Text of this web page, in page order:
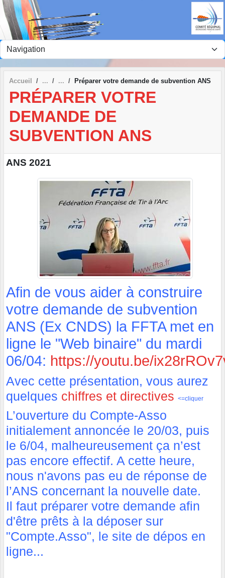
Accueil Préparer votre demande de subvention ANS
PRÉPARER VOTRE
DEMANDE DE
SUBVENTION ANS
ANS 2021
Afin de vous aider à construire
votre demande de subvention
ANS (Ex CNDS) la FFTA met en
ligne le "Web binaire" du mardi
06/04: https://youtu.be/
Avec cette présentation, vous aurez
quelques chiffres et directives <=cliquer
L’ouverture du Compte-Asso
initialement annoncée le 20/03, puis
le 6/04, malheureusement ça n’est
pas encore effectif. A cette heure,
nous n'avons pas eu de réponse de
l’ANS concernant la nouvelle date.
Il faut préparer votre demande afin
d'être prêts à la déposer sur
"Compte.Asso", le site de dépos en
ligne...
Panneau de gestion des cookies